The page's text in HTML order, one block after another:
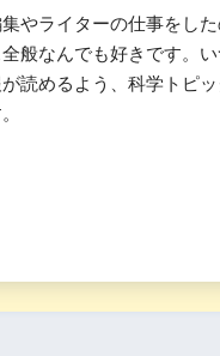
やライターの仕事をし
般なんでも好きです。
読めるよう、科学トピ